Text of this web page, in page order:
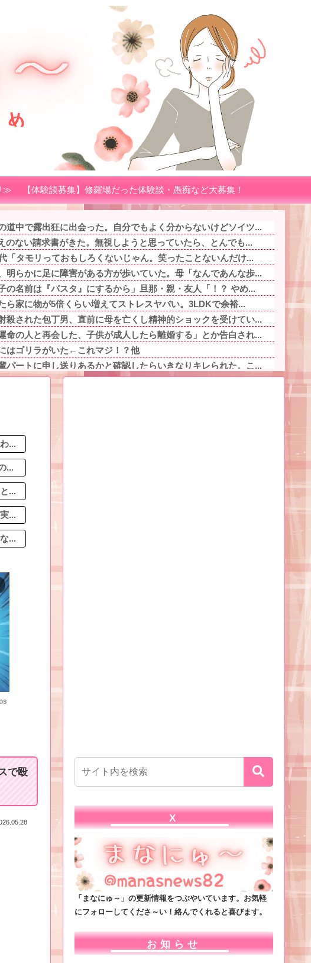
≫ 【体験談募集】修羅場だった体験談・愚痴など大募集！
道中で露出狂に出会った。自分でもよく分からないけどソイツ...
のない請求書がきた。無視しようと思っていたら、とんでも...
「タモリっておもしろくないじゃん。笑ったことないんだけ...
明らかに足に障害がある方が歩いていた。母「なんであんな歩...
の名前は『パスタ』にするから」旦那・親・友人「！？ やめ...
ら家に物が5倍くらい増えてストレスヤバい。3LDKで余裕...
殺された包丁男、直前に母を亡くし精神的ショックを受けてい...
命の人と再会した、子供が成人したら離婚する」とか告白され...
はゴリラがいた←これマジ！？他
パートに申し送りあるかと確認したらいきなりキレられた。こ...
子高生、お前らに苦言ｗｗｗｗｗｗｗｗｗｗ他
前らの遺産は減額だ！」意味不明なので問い詰めた私に義父が...
...
...
...
...
...
で殴
X
「まなにゅ～」の更新情報をつぶやいています。お気軽
にフォローしてくださ～い！絡んでくれると喜びます。
お知らせ